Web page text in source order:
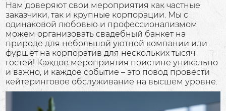
Нам доверяют свои мероприятия как частные
заказчики, так и крупные корпорации. Мы с
одинаковой любовью и профессионализмом
можем организовать свадебный банкет на
природе для небольшой уютной компании или
фуршет на корпоратив для нескольких тысяч
гостей! Каждое мероприятия поистине уникально
и важно, и каждое событие – это повод провести
кейтеринговое обслуживание на высшем уровне.